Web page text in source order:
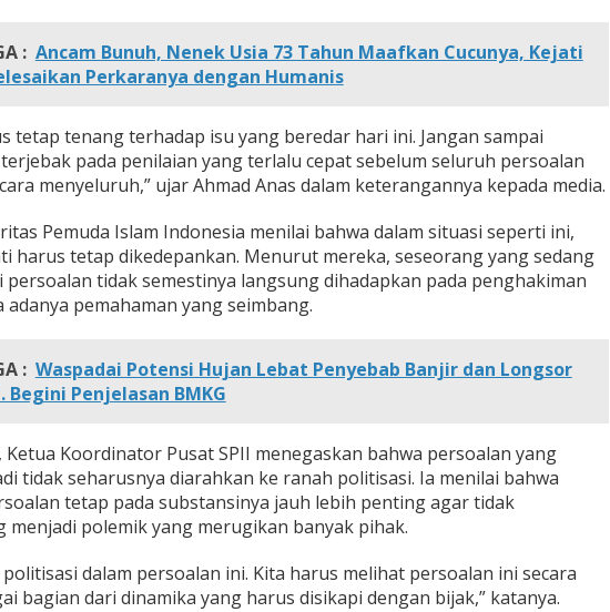
: Ancam Bunuh, Nenek Usia 73 Tahun Maafkan Cucunya, Kejati
Perkaranya dengan Humanis
tetap tenang terhadap isu yang beredar hari ini. Jangan sampai
pada penilaian yang terlalu cepat sebelum seluruh persoalan
menyeluruh,” ujar Ahmad Anas dalam keterangannya kepada media.
Pemuda Islam Indonesia menilai bahwa dalam situasi seperti ini,
harus tetap dikedepankan. Menurut mereka, seseorang yang sedang
persoalan tidak semestinya langsung dihadapkan pada penghakiman
pemahaman yang seimbang.
: Waspadai Potensi Hujan Lebat Penyebab Banjir dan Longsor
Begini Penjelasan BMKG
Koordinator Pusat SPII menegaskan bahwa persoalan yang
tidak seharusnya diarahkan ke ranah politisasi. Ia menilai bahwa
tetap pada substansinya jauh lebih penting agar tidak
menjadi polemik yang merugikan banyak pihak.
politisasi dalam persoalan ini. Kita harus melihat persoalan ini secara
bagian dari dinamika yang harus disikapi dengan bijak,” katanya.